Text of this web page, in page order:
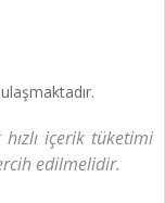
ulaşmaktadır.
içerik tüketimi
edilmelidir.